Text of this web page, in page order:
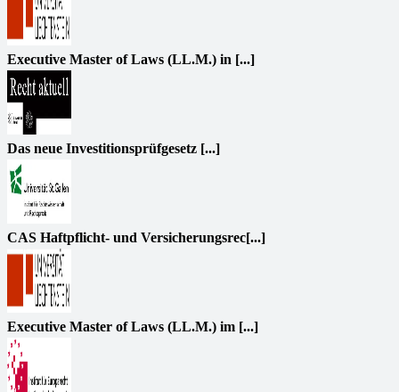
Executive Master of Laws (LL.M.) in [...]
Das neue Investitionsprüfgesetz [...]
CAS Haftpflicht- und Versicherungsrec[...]
Executive Master of Laws (LL.M.) im [...]